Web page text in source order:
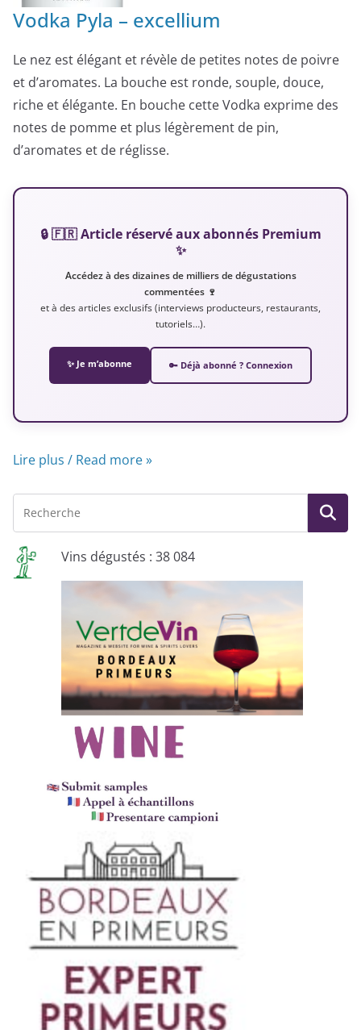
Vodka Pyla – excellium
Le nez est élégant et révèle de petites notes de poivre
et d’aromates. La bouche est ronde, souple, douce,
riche et élégante. En bouche cette Vodka exprime des
notes de pomme et plus légèrement de pin,
d’aromates et de réglisse.
🔒 🇫🇷 Article réservé aux abonnés Premium
✨
Accédez à des dizaines de milliers de dégustations
commentées 🍷
et à des articles exclusifs (interviews producteurs, restaurants,
tutoriels…).
✨ Je m’abonne 🔑 Déjà abonné ? Connexion
Lire plus / Read more »
Vins dégustés : 38 084